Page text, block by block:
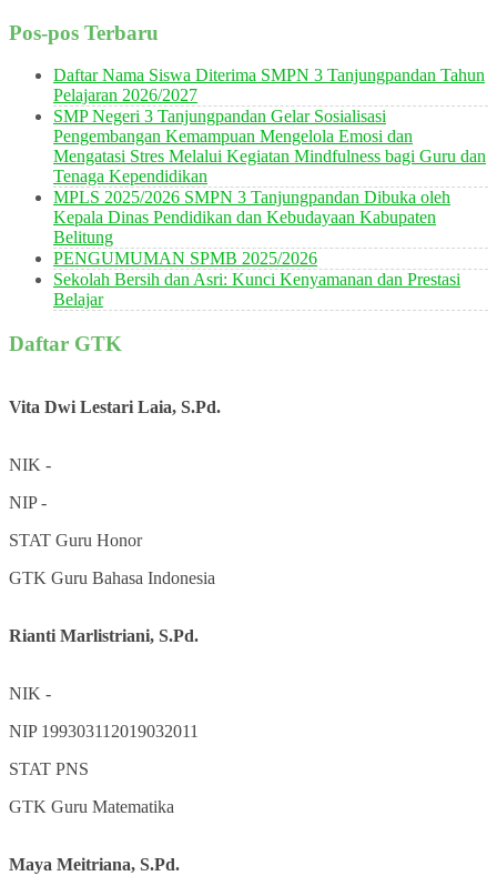
Pos-pos Terbaru
Daftar Nama Siswa Diterima SMPN 3 Tanjungpandan Tahun
Pelajaran 2026/2027
SMP Negeri 3 Tanjungpandan Gelar Sosialisasi
Pengembangan Kemampuan Mengelola Emosi dan
Mengatasi Stres Melalui Kegiatan Mindfulness bagi Guru dan
Tenaga Kependidikan
MPLS 2025/2026 SMPN 3 Tanjungpandan Dibuka oleh
Kepala Dinas Pendidikan dan Kebudayaan Kabupaten
Belitung
PENGUMUMAN SPMB 2025/2026
Sekolah Bersih dan Asri: Kunci Kenyamanan dan Prestasi
Belajar
Daftar GTK
Vita Dwi Lestari Laia, S.Pd.
NIK -
NIP-
STAT Guru Honor
GTK Guru Bahasa Indonesia
Rianti Marlistriani, S.Pd.
NIK -
NIP 199303112019032011
STAT PNS
GTK Guru Matematika
Maya Meitriana, S.Pd.